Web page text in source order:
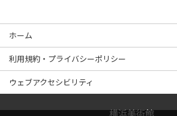
ホーム
利用規約・プライバシーポリシー
ウェブアクセシビリティ
横浜美術館